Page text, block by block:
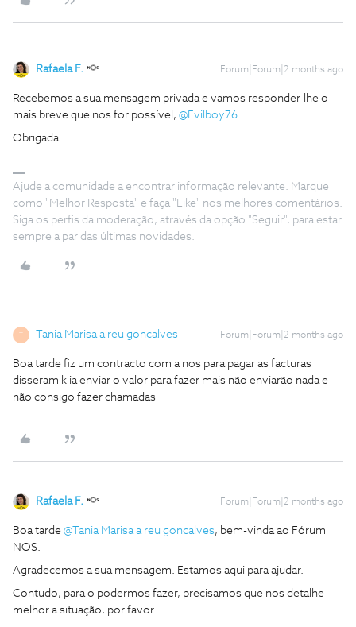
Rafaela F. Forum|Forum|2 months ago
Recebemos a sua mensagem privada e vamos responder-lhe o
mais breve que nos for possível, ​ @Evilboy76.
Obrigada
Ajude a comunidade a encontrar informação relevante. Marque
como "Melhor Resposta" e faça "Like" nos melhores comentários.
Siga os perfis da moderação, através da opção "Seguir", para estar
sempre a par das últimas novidades.
T Tania Marisa a reu goncalves Forum|Forum|2 months ago
Boa tarde fiz um contracto com a nos para pagar as facturas
disseram k ia enviar o valor para fazer mais não enviarão nada e
não consigo fazer chamadas
Rafaela F. Forum|Forum|2 months ago
Boa tarde ​ @Tania Marisa a reu goncalves, bem-vinda ao Fórum
NOS.
Agradecemos a sua mensagem. Estamos aqui para ajudar.
Contudo, para o podermos fazer, precisamos que nos detalhe
melhor a situação, por favor.